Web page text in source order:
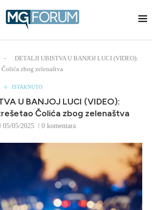
-
DETALJI UBISTVA U BANJOJ LUCI (VIDEO):
zbog zelenaštva
ISTAKNUTO
U BANJOJ LUCI (VIDEO):
Čolića zbog zelenaštva
05/05/2025 0 komentara